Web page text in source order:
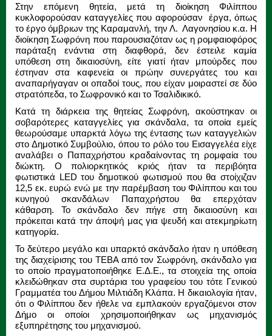
Στην επόμενη θητεία, μετά τη διοίκηση Φιλίππου
κυκλοφορούσαν καταγγελίες που αφορούσαν έργα, όπως
το έργο όμβριων της Καραμανλή, την Λ. Λαγονησίου κ.α. Η
διοίκηση Σωφρόνη που παρουσιαζόταν ως η ρομφαιοφόρος
παράταξη ενάντια στη διαφθορά, δεν έστειλε καμία
υπόθεση στη δικαιοσύνη, είτε γιατί ήταν μπούρδες που
έστηναν στα καφενεία οι πρώην συνεργάτες του και
αναπαρήγαγαν οι οπαδοί τους, που είχαν μοιραστεί σε δύο
στρατόπεδα, το Σωφρονικό και το Τσαλιδικικό.
Κατά τη διάρκεια της θητείας Σωφρόνη, ακούστηκαν οι
σοβαρότερες καταγγελίες για σκάνδαλα, τα οποία εμείς
θεωρούσαμε υπαρκτά λόγω της έντασης των καταγγελιών
στο Δημοτικό Συμβούλιο, όπου το ρόλο του Εισαγγελέα είχε
αναλάβει ο Παπαχρήστου κραδαίνοντας τη ρομφαία του
διώκτη. Ο πολιορκητικός κριός ήταν τα περιβόητα
φωτιστικά LED του δημοτικού φωτισμού που θα στοίχιζαν
12,5 εκ. ευρώ ενώ με την παρέμβαση του Φιλίππου και του
κυνηγού σκανδάλων Παπαχρήστου θα επερχόταν
κάθαρση. Το σκάνδαλο δεν πήγε στη δικαιοσύνη και
πρόκειται κατά την άποψή μας για ψευδή και ατεκμηρίωτη
κατηγορία.
Το δεύτερο μεγάλο και υπαρκτό σκάνδαλο ήταν η υπόθεση
της διαχείρισης του ΤΕΒΑ από τον Σωφρόνη, σκάνδαλο για
το οποίο πραγματοποιήθηκε Ε.Δ.Ε., τα στοιχεία της οποία
κλειδώθηκαν στα συρτάρια του γραφείου του τότε Γενικού
Γραμματέα του Δήμου Μιλτιάδη Κλάπα. Η δικαιολογία ήταν,
ότι ο Φιλίππου δεν ήθελε να εμπλακούν εργαζόμενοι στον
Δήμο οι οποίοι χρησιμοποιήθηκαν ως μηχανισμός
εξυπηρέτησης του μηχανισμού.